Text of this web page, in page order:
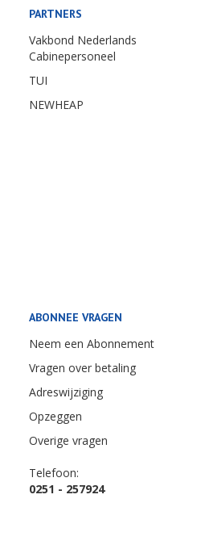
PARTNERS
Vakbond Nederlands
Cabinepersoneel
TUI
NEWHEAP
ABONNEE VRAGEN
Neem een Abonnement
Vragen over betaling
Adreswijziging
Opzeggen
Overige vragen
Telefoon:
0251 - 257924